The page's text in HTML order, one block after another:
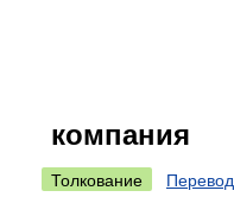
компания
Толкование Перевод